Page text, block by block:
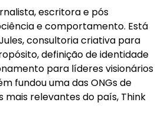
escritora e pós
e comportamento. Está
consultoria criativa para
definição de identidade
para líderes visionários
fundou uma das ONGs de
mais relevantes do país, Think